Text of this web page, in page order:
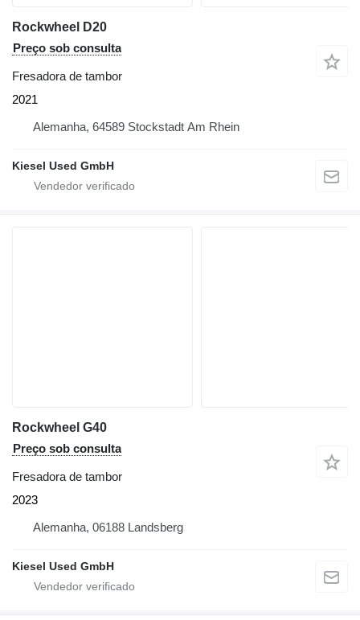
Rockwheel D20
Preço sob consulta
Fresadora de tambor
2021
Alemanha, 64589 Stockstadt Am Rhein
Kiesel Used GmbH
Rockwheel G40
Preço sob consulta
Fresadora de tambor
2023
Alemanha, 06188 Landsberg
Kiesel Used GmbH